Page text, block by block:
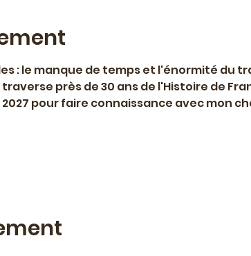
: le manque de temps et l'énormité du
près de 30 ans de l'Histoire de
pour faire connaissance avec mon